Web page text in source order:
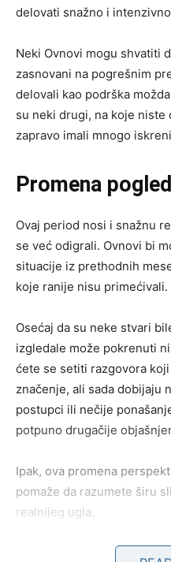
delovati snažno i
Neki Ovnovi mogu shvatiti
zasnovani na pogrešnim
delovali kao podrška
su neki drugi, na koje niste
zapravo imali mnogo
Promena
Ovaj period nosi i snažnu
se već odigrali. Ovnovi bi
situacije iz prethodnih
koje ranije nisu primećivali.
Osećaj da su neke stvari
izgledale može pokrenuti
ćete se setiti razgovora
značenje, ali sada dobijaju
postupci ili nečije
potpuno drugačije
Ipak, ova promena
pomaže da razumete širu
realnijeg ugla.